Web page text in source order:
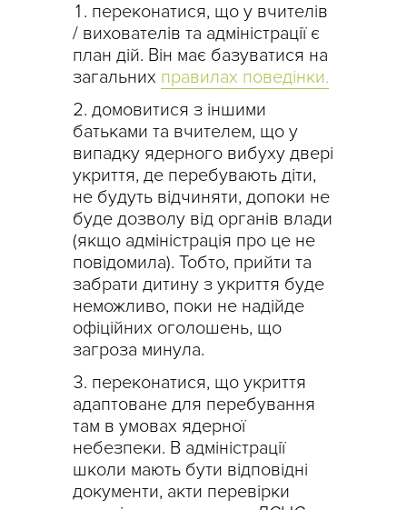
переконатися, що у вчителів
/ вихователів та адміністрації є
план дій. Він має базуватися на
загальних правилах поведінки.
домовитися з іншими
батьками та вчителем, що у
випадку ядерного вибуху двері
укриття, де перебувають діти,
не будуть відчиняти, допоки не
буде дозволу від органів влади
(якщо адміністрація про це не
повідомила). Тобто, прийти та
забрати дитину з укриття буде
неможливо, поки не надійде
офіційних оголошень, що
загроза минула.
переконатися, що укриття
адаптоване для перебування
там в умовах ядерної
небезпеки. В адміністрації
школи мають бути відповідні
документи, акти перевірки